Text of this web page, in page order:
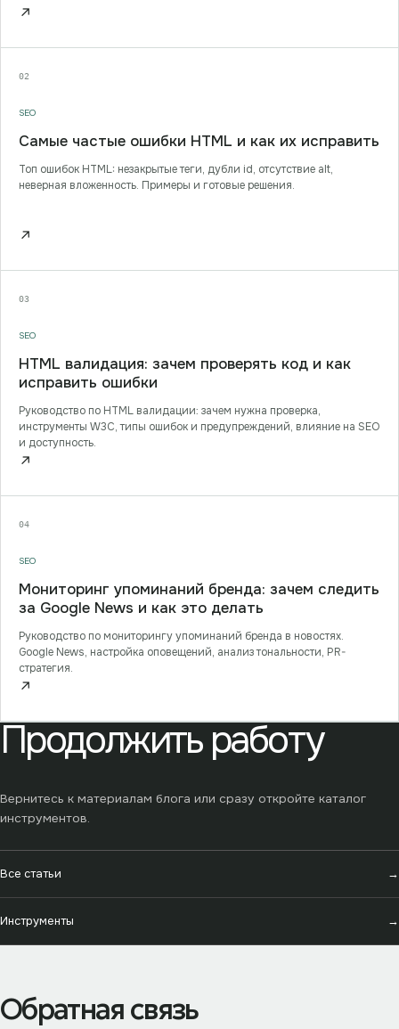
↗
02
SEO
Самые частые ошибки HTML и как их исправить
Топ ошибок HTML: незакрытые теги, дубли id, отсутствие alt,
неверная вложенность. Примеры и готовые решения.
↗
03
SEO
HTML валидация: зачем проверять код и как
исправить ошибки
Руководство по HTML валидации: зачем нужна проверка,
инструменты W3C, типы ошибок и предупреждений, влияние на SEO
и доступность.
↗
04
SEO
Мониторинг упоминаний бренда: зачем следить
за Google News и как это делать
Руководство по мониторингу упоминаний бренда в новостях.
Google News, настройка оповещений, анализ тональности, PR-
стратегия.
↗
Продолжить работу
Вернитесь к материалам блога или сразу откройте каталог
инструментов.
Все статьи →
Инструменты →
Обратная связь